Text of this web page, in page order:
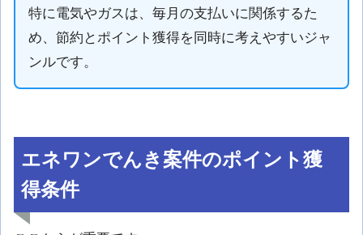
特に電気やガスは、毎月の支払いに関係するた
め、節約とポイント獲得を同時に考えやすいジャ
ンルです。
エネワンでんき案件のポイント獲
得条件